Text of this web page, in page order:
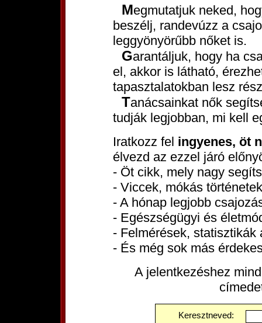
Megmutatjuk neked, hogyan közeledj a lányokhoz, hogyan
beszélj, randevúzz a
leggyönyörűbb nőket is.
Garantáljuk, hogy ha csak tanácsaink töredékét olvasod is
el, akkor is látható,
tapasztalatokban lesz
Tanácsainkat nők segítségével állítottuk össze, hiszen ők
tudják legjobban, mi kell
Iratkozz fel ingyenes, öt
élvezd az ezzel járó
- Öt cikk, mely nagy
- Viccek, mókás
- A hónap legjobb
- Egészségügyi és
- Felmérések,
- És még sok más
A jelentkezéshez
Keresztneved: